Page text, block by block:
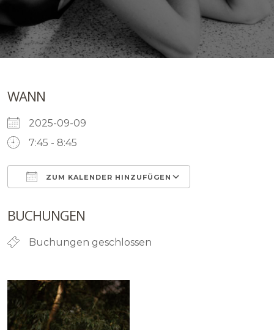
WANN
2025-09-09
7:45 - 8:45
ZUM KALENDER HINZUFÜGEN
BUCHUNGEN
Buchungen geschlossen